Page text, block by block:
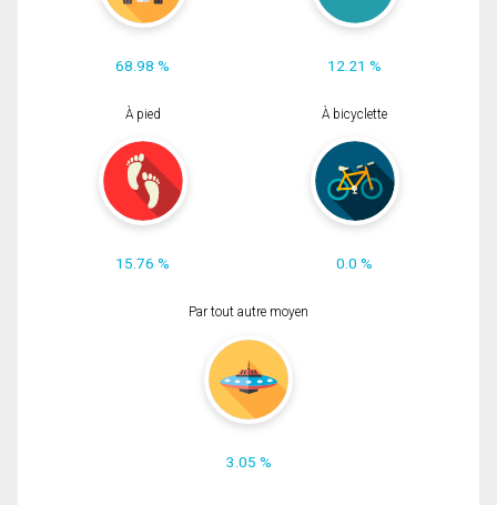
68.98 % 12.21 %
À pied
15.76 %
À bicyclette
0.0 %
Par tout autre moyen
3.05 %